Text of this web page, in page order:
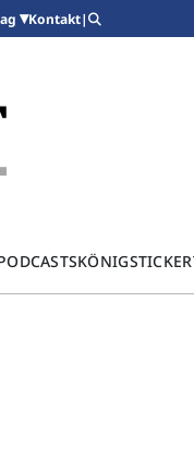
Kontakt|
KÖNIGSTICKER